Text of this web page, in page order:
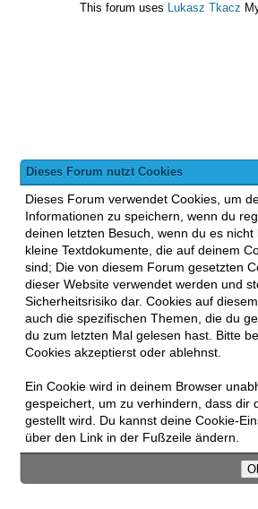
Dieses Forum nutzt Cookies
Dieses Forum verwendet Cookies, um
Informationen zu speichern, wenn du
deinen letzten Besuch, wenn du es nicht
kleine Textdokumente, die auf deinem
sind; Die von diesem Forum gesetzten
dieser Website verwendet werden und
Sicherheitsrisiko dar. Cookies auf
auch die spezifischen Themen, die du
du zum letzten Mal gelesen hast. Bitte
Cookies akzeptierst oder ablehnst.
Ein Cookie wird in deinem Browser
gespeichert, um zu verhindern, dass dir
gestellt wird. Du kannst deine Cookie-
über den Link in der Fußzeile ändern.
This forum uses Lukasz Tkacz